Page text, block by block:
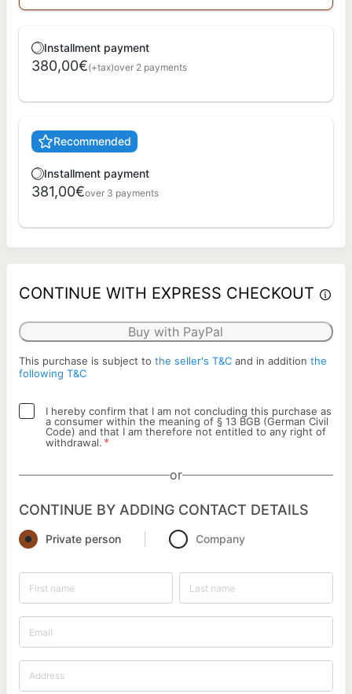
Installment payment
380,00€(+tax)over 2 payments
Installment payment
Recommended
381,00€over 3 payments
CONTINUE WITH EXPRESS CHECKOUT
Buy with PayPal
This purchase is subject to the seller's T&C and in addition the
following T&C
I hereby confirm that I am not concluding this purchase as
a consumer within the meaning of § 13 BGB (German Civil
Code) and that I am therefore not entitled to any right of
withdrawal. *
or
CONTINUE BY ADDING CONTACT DETAILS
Private person Company